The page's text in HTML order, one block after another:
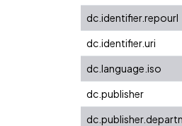
dc.identifier.repourl
dc.identifier.uri
dc.language.iso
dc.publisher